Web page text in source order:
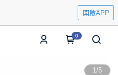
開啟APP
0
1/5